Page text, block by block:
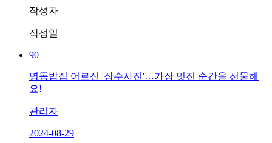
작성자
작성일
90
명동밥집 어르신 '장수사진'…가장 멋진 순간을 선물해
요!
관리자
2024-08-29